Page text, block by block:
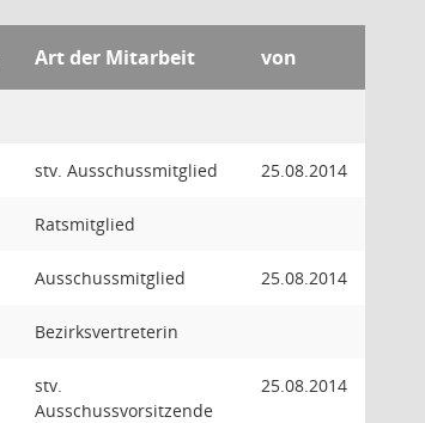
Art der Mitarbeit von
stv. Ausschussmitglied 25.08.2014
Ratsmitglied
Ausschussmitglied 25.08.2014
Bezirksvertreterin
stv.
Ausschussvorsitzende
25.08.2014